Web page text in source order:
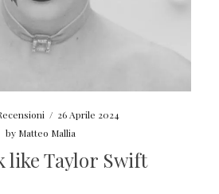
/ 26 Aprile 2024
by Matteo Mallia
like Taylor Swift